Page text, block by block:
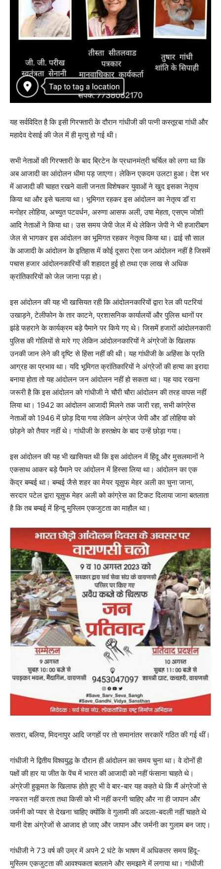
यह सर्वविदित है कि इसी गिरफ्तारी के दौरान गांधीजी की पत्नी कस्तूरबा गांधी और
महादेव देसाई की जेल में ही मृत्यु हो गई थी।
सभी नेताओं की गिरफ्तारी के बाद ब्रिटेन के प्रधानमंत्री चर्चिल को लगा था कि
अब आजादी का आंदोलन धीमा पड़ जाएगा। लेकिन एकदम उलटा हुआ। देश भर
में आजादी की चाहत रखने वाली जनता विशेषकर युवाओं ने खुद इसका नेतृत्व
किया था और इसे चलाया था। भूमिगत रहकर इस आंदोलन का नेतृत्व डॉ रा
मनोहर लोहिया, अच्युत पटवर्धन, अरुणा आसफ अली, उषा मेहता, एसएम जोशी
आदि नेताओं ने किया था। उस समय जेपी जेल में थे लेकिन जेपी ने भी हजारीबाग
जेल से भागकर इस आंदोलन का भूमिगत रहकर नेतृत्व किया था। ढाई सौ साल
के आजादी के आंदोलन के इतिहास में कोई दूसरा ऐसा जन आंदोलन नहीं है जिसमें
पचास हजार आंदोलनकारियों की शहादत हुई हो तथा एक लाख से अधिक
क्रांतिकारियों को जेल जाना पड़ा हो।
इस आंदोलन की यह भी खासियत रही कि आंदोलनकारियों द्वारा रेल की पटरियां
उखाड़ने, टेलीफोन के तार काटने, प्रशासनिक कार्यालयों और पुलिस थानों पर
झंडे फहराने के कार्यक्रम बड़े पैमाने पर किये गए थे। जिसमें हजारों आंदोलनकारी
पुलिस की गोलियों से मारे गए लेकिन आंदोलनकारियों ने अंग्रेजों के खिलाफ
उनकी जान लेने की दृष्टि से हिंसा नहीं की थी। यह गांधीजी के अहिंसा के प्रति
आग्रह का प्रभाव था। यदि भूमिगत क्रांतिकारियों ने अंग्रेजों की हत्या का इरादा
बनाया होता तो यह आंदोलन जन आंदोलन नहीं हो सकता था। यह याद रखना
जरूरी है कि इस आंदोलन को गांधीजी ने चौरी चौरा आंदोलन की तरह वापस नहीं
लिया था। 1942 का आंदोलन आजादी मिलने तक जारी रहा, सभी कांग्रेस
नेताओं को 1946 में छोड़ दिया गया लेकिन अंग्रेज जेपी और डॉ लोहिया को
छोड़ने को तैयार नहीं थे। गांधीजी के हस्तक्षेप के बाद उन्हें छोड़ा गया।
इस आंदोलन की यह भी खासियत थी कि इस आंदोलन में हिंदू और मुसलमानों ने
एकसाथ आकर बड़े पैमाने पर आंदोलन में हिस्सा लिया था। आंदोलन का एक
केंद्र बम्बई था। बम्बई जैसे शहर का मेयर यूसुफ मेहर अली का चुना जाना,
सरदार पटेल द्वारा यूसुफ मेहर अली को कांग्रेस का टिकट दिलाया जाना बतलाता
है कि तब बम्बई में हिन्दू मुस्लिम एकजुटता का माहौल था।
सतारा, बलिया, मिदनापुर आदि जगहों पर तो समानांतर सरकारें गठित की गई थीं।
गांधीजी ने द्वितीय विश्वयुद्ध के दौरान ही आंदोलन का समय चुना था। वे दोनों ही
पक्षों की हार या जीत के पेंच में भारत की आजादी को नहीं फंसाना चाहते थे।
अंग्रेजी हुकूमत के खिलाफ होते हुए भी वे बार-बार यह कहते थे कि मैं अंग्रेजों से
नफरत नहीं करता तथा किसी को भी नहीं करनी चाहिए और ना ही जापान और
जर्मनी को प्यार से देखना चाहिए क्योंकि वे गुलामी की अदला-बदली नहीं चाहते थे
यानी देश अंग्रेजों से आजाद हो जाए और जापान और जर्मनी का गुलाम बन जाए।
गांधीजी ने 73 वर्ष की उम्र में अपने 2 घंटे के भाषण में अधिकतर समय हिंदू-
मुस्लिम एकजुटता की आवश्यकता बतलाने और समझाने में लगाया था। गांधीजी